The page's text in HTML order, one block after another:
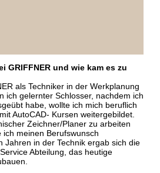
GRIFFNER und wie kam es zu
als Techniker in der Werkplanung
ich gelernter Schlosser, nachdem ich
habe, wollte ich mich beruflich
AutoCAD- Kursen weitergebildet.
Zeichner/Planer zu arbeiten
meinen Berufswunsch
Jahren in der Technik ergab sich die
Abteilung, das heutige